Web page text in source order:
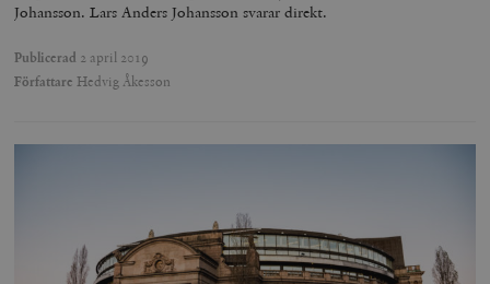
Johansson. Lars Anders Johansson svarar direkt.
Publicerad 2 april 2019
Författare Hedvig Åkesson